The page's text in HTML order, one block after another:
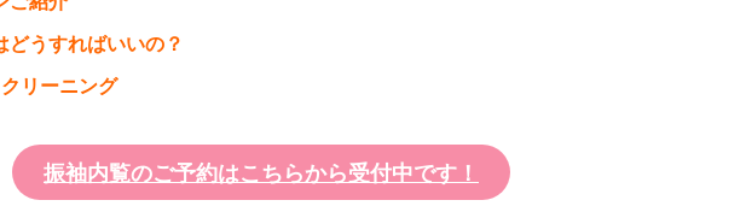
どうすればいいの？
リーニング
振袖内覧のご予約はこちらから受付中です！